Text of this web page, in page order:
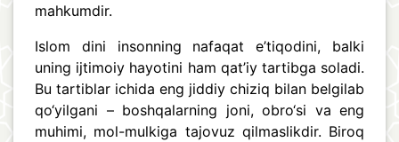
mahkumdir.
Islom dini insonning nafaqat e’tiqodini, balki
uning ijtimoiy hayotini ham qat’iy tartibga soladi.
Bu tartiblar ichida eng jiddiy chiziq bilan belgilab
qo‘yilgani – boshqalarning joni, obro‘si va eng
muhimi, mol-mulkiga tajovuz qilmaslikdir. Biroq